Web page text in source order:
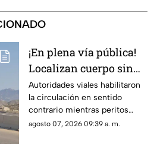
¡En plena vía pública!
Localizan cuerpo sin
vida en Camino Real;
desvían tráfico
Autoridades viales habilitaron
la circulación en sentido
contrario mientras peritos
procesan la escena; solicitan
agosto 07, 2026 09:39 a. m.